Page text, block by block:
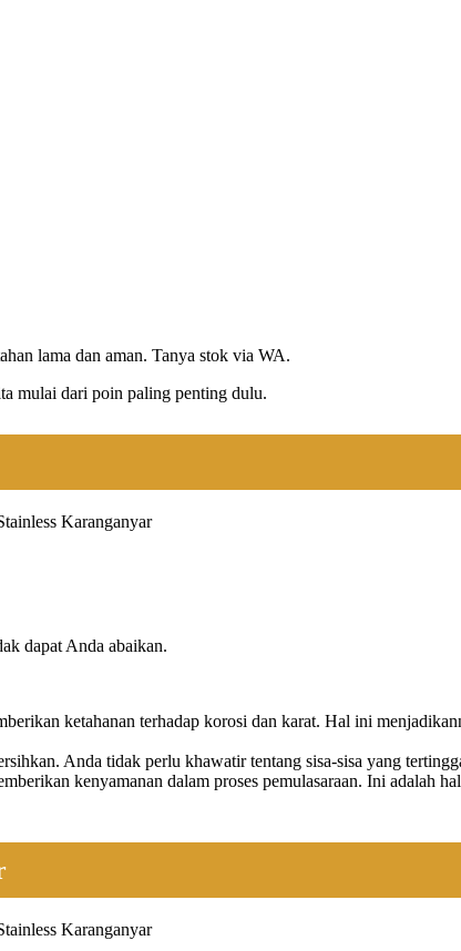
lama dan aman. Tanya stok via WA.
mulai dari poin paling penting dulu.
dapat Anda abaikan.
ketahanan terhadap korosi dan karat. Hal ini
Anda tidak perlu khawatir tentang sisa-sisa yang
kenyamanan dalam proses pemulasaraan. Ini adalah